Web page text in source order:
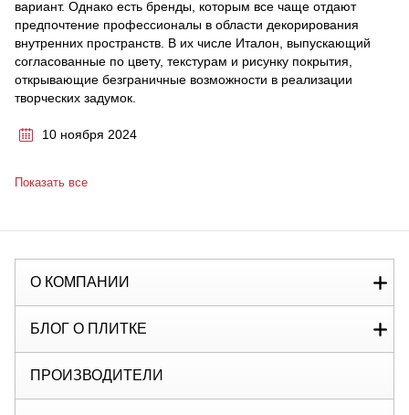
вариант. Однако есть бренды, которым все чаще отдают
предпочтение профессионалы в области декорирования
внутренних пространств. В их числе Италон, выпускающий
согласованные по цвету, текстурам и рисунку покрытия,
открывающие безграничные возможности в реализации
творческих задумок.
10 ноября 2024
Показать все
О КОМПАНИИ
БЛОГ О ПЛИТКЕ
ПРОИЗВОДИТЕЛИ